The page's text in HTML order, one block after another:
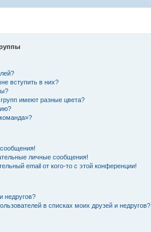
вступить в них?
имеют разные цвета?
личные сообщения!
email от кого-то с этой конференции!
недругов?
в списках моих друзей и недругов?